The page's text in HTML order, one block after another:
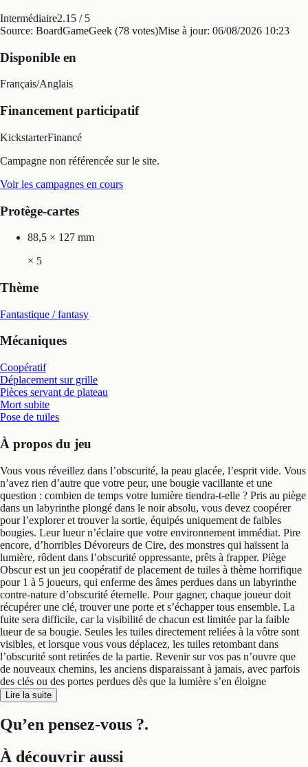
Intermédiaire2.15 / 5
Source: BoardGameGeek (78 votes)Mise à jour: 06/08/2026 10:23
Disponible en
Français/Anglais
Financement participatif
KickstarterFinancé
Campagne non référencée sur le site.
Voir les campagnes en cours
Protège-cartes
88,5 × 127 mm
× 5
Thème
Fantastique / fantasy
Mécaniques
Coopératif
Déplacement sur grille
Pièces servant de plateau
Mort subite
Pose de tuiles
À propos du jeu
Vous vous réveillez dans l’obscurité, la peau glacée, l’esprit vide. Vous
n’avez rien d’autre que votre peur, une bougie vacillante et une
question : combien de temps votre lumière tiendra-t-elle ? Pris au piège
dans un labyrinthe plongé dans le noir absolu, vous devez coopérer
pour l’explorer et trouver la sortie, équipés uniquement de faibles
bougies. Leur lueur n’éclaire que votre environnement immédiat. Pire
encore, d’horribles Dévoreurs de Cire, des monstres qui haïssent la
lumière, rôdent dans l’obscurité oppressante, prêts à frapper. Piège
Obscur est un jeu coopératif de placement de tuiles à thème horrifique
pour 1 à 5 joueurs, qui enferme des âmes perdues dans un labyrinthe
contre-nature d’obscurité éternelle. Pour gagner, chaque joueur doit
récupérer une clé, trouver une porte et s’échapper tous ensemble. La
fuite sera difficile, car la visibilité de chacun est limitée par la faible
lueur de sa bougie. Seules les tuiles directement reliées à la vôtre sont
visibles, et lorsque vous vous déplacez, les tuiles retombant dans
l’obscurité sont retirées de la partie. Revenir sur vos pas n’ouvre que
de nouveaux chemins, les anciens disparaissant à jamais, avec parfois
des clés ou des portes perdues dès que la lumière s’en éloigne
Lire la suite
Qu’en pensez-vous ?.
À découvrir aussi